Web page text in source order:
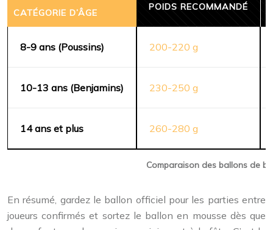
Comparaison des ballons de
CATÉGORIE D’ÂGE
POIDS RECOMMANDÉ
8-9 ans (Poussins) 200-220 g
10-13 ans (Benjamins) 230-250 g
14 ans et plus 260-280 g
En résumé, gardez le ballon officiel pour les parties entre
joueurs confirmés et sortez le ballon en mousse dès que